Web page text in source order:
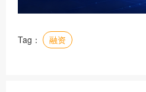
Tag： 融资